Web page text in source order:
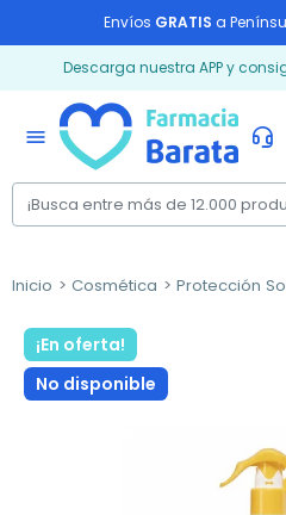
Envíos GRATIS a
Descarga nuestra APP y
menu
Inicio Cosmética Protección
¡En oferta!
No disponible